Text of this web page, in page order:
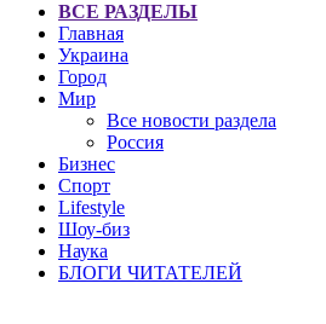
ВСЕ РАЗДЕЛЫ
Главная
Украина
Город
Мир
Все новости раздела
Россия
Бизнес
Спорт
Lifestyle
Шоу-биз
Наука
БЛОГИ ЧИТАТЕЛЕЙ